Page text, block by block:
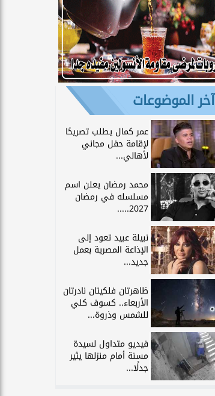
آخر الموضوعات
عمر كمال يطلب تصريحًا
لإقامة حفل مجاني
لأهالي...
محمد رمضان يعلن اسم
مسلسله في رمضان
2027.....
نبيلة عبيد تعود إلى
الإذاعة المصرية بعمل
جديد...
ظاهرتان فلكيتان نادرتان
الأربعاء.. كسوف كلي
للشمس وذروة...
فيديو متداول لسيدة
مسنة أمام منزلها يثير
جدلًا...